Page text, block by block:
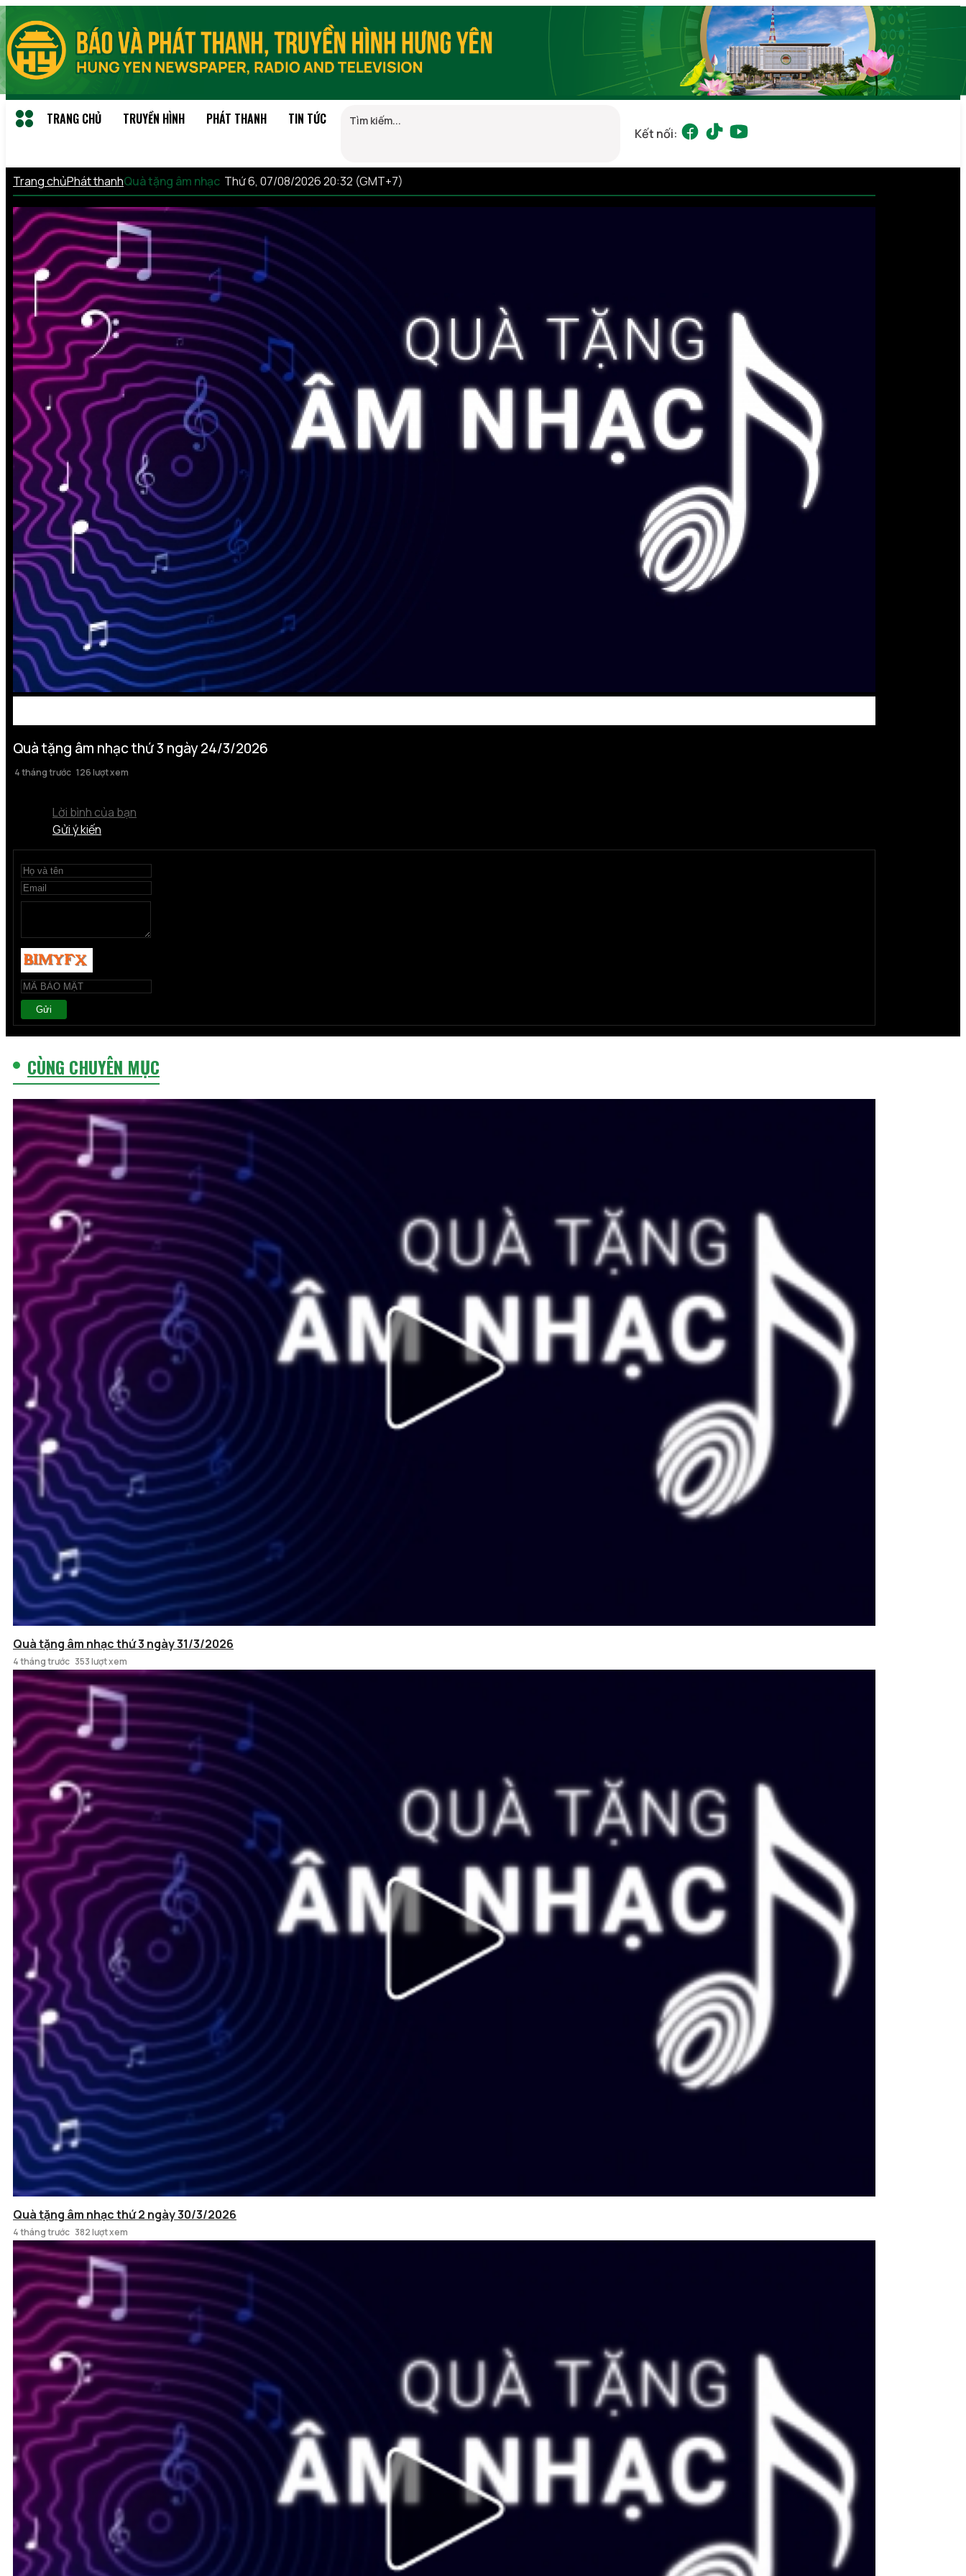
TRANG CHỦ TRUYỀN HÌNH PHÁT THANH TIN TỨC
Kết nối:
Trang chủPhát thanhQuà tặng âm nhạc Thứ 6, 07/08/2026 20:32 (GMT+7)
Quà tặng âm nhạc thứ 3 ngày 24/3/2026
4 tháng trước 126 lượt xem
Lời bình của bạn
Gửi ý kiến
Gửi
CÙNG CHUYÊN MỤC
Quà tặng âm nhạc thứ 3 ngày 31/3/2026
4 tháng trước 353 lượt xem
Quà tặng âm nhạc thứ 2 ngày 30/3/2026
4 tháng trước 382 lượt xem